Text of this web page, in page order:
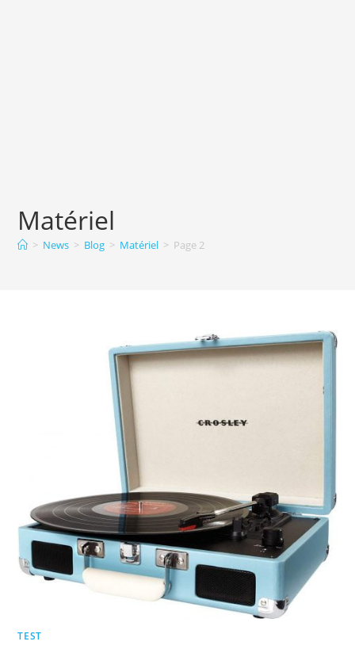
Matériel
> News > Blog > Matériel > Page 2
TEST